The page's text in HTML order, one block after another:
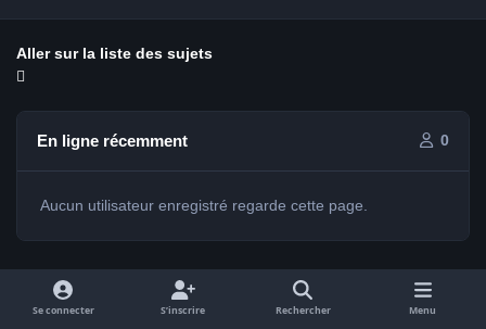
Aller sur la liste des sujets
En ligne récemment 0
Aucun utilisateur enregistré regarde cette page.
Se connecter S’inscrire Rechercher Menu